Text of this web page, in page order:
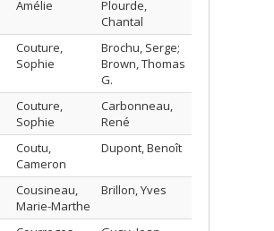
Amélie
Plourde,
Chantal
Couture,
Sophie
Brochu, Serge;
Brown, Thomas
G.
Couture,
Sophie
Carbonneau,
René
Coutu,
Cameron
Dupont, Benoît
Cousineau,
Marie-Marthe
Brillon, Yves